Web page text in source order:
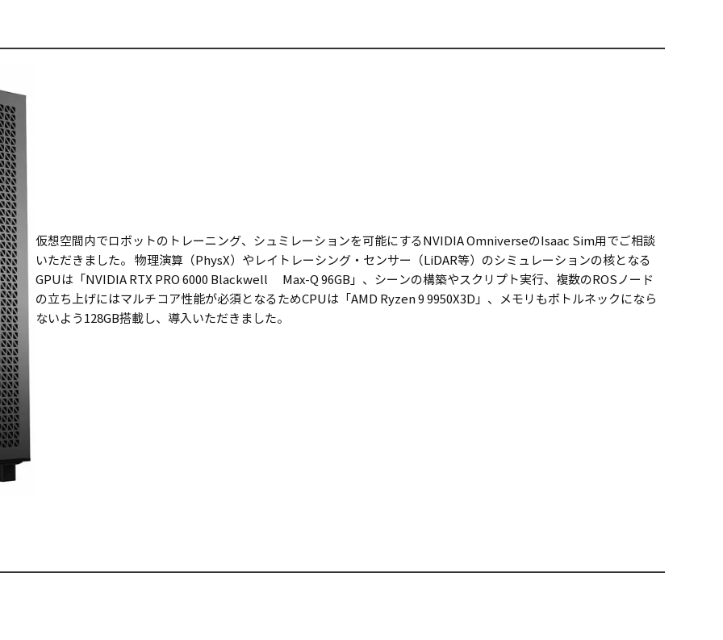
仮想空間内でロボットのトレーニング、シュミレーションを可能にするNVIDIA OmniverseのIsaac Sim用でご相談
いただきました。 物理演算（PhysX）やレイトレーシング・センサー（LiDAR等）のシミュレーションの核となる
GPUは「NVIDIA RTX PRO 6000 Blackwell Max-Q 96GB」、シーンの構築やスクリプト実行、複数のROSノード
の立ち上げにはマルチコア性能が必須となるためCPUは「AMD Ryzen 9 9950X3D」、メモリもボトルネックになら
ないよう128GB搭載し、導入いただきました。